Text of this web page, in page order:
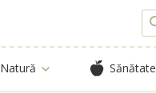
Natură Sănătate